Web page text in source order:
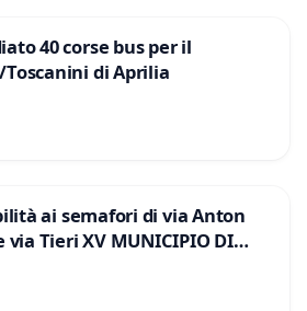
40 corse bus per il
di Aprilia
ai semafori di via Anton
Tieri XV MUNICIPIO DI